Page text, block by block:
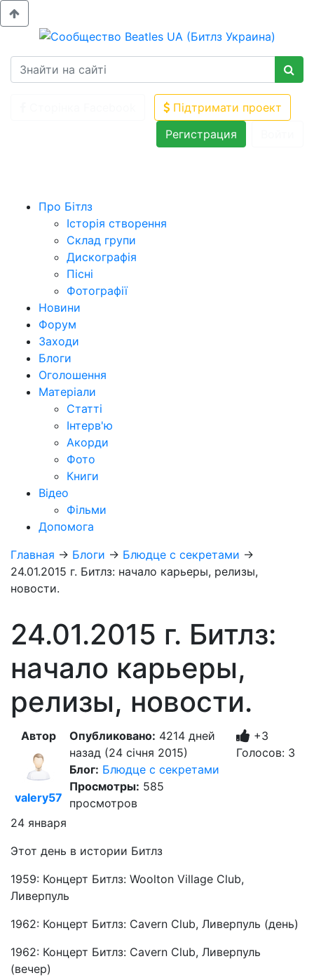
Підтримати проект
Регистрация
Про Бітлз
Історія створення
Склад групи
Дискографія
Пісні
Фотографії
Новини
Форум
Заходи
Блоги
Оголошення
Матеріали
Статті
Інтерв'ю
Акорди
Фото
Книги
Відео
Фільми
Допомога
Главная → Блоги → Блюдце с секретами →
24.01.2015 г. Битлз: начало карьеры, релизы,
новости.
24.01.2015 г. Битлз:
начало карьеры,
релизы, новости.
Автор
valery57
Опубликовано: 4214 дней
назад (24 січня 2015)
Блог: Блюдце с секретами
Просмотры: 585
просмотров
+3
Голосов: 3
24 января
Этот день в истории Битлз
1959: Концерт Битлз: Woolton Village Club,
Ливерпуль
1962: Концерт Битлз: Cavern Club, Ливерпуль (день)
1962: Концерт Битлз: Cavern Club, Ливерпуль
(вечер)